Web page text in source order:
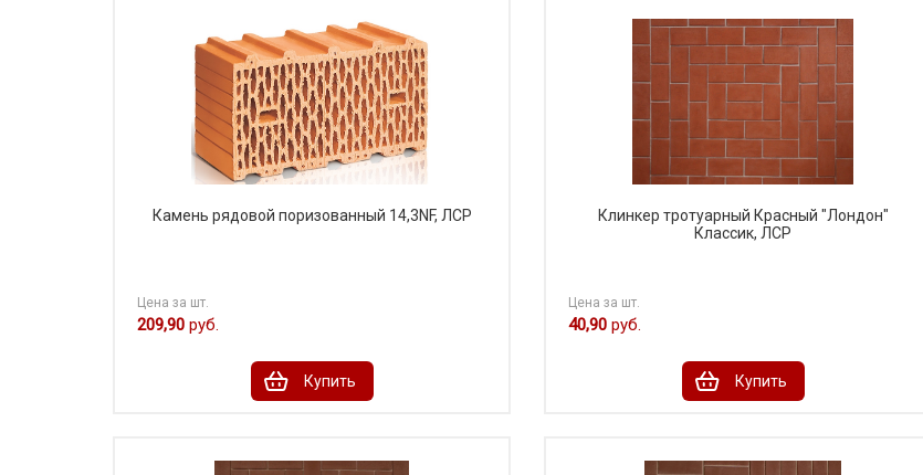
Камень рядовой поризованный 14,3NF, ЛСР
Цена за шт.
209,90 руб.
Купить
Клинкер тротуарный Красный "Лондон"
Классик, ЛСР
Цена за шт.
40,90 руб.
Купить